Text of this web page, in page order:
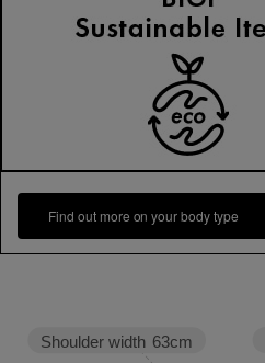
お気に入りアイテム登録数：
42
158cm 51kgRecommended
Crotch +5cm
Find out more on your body type
Shoulder width 63cm